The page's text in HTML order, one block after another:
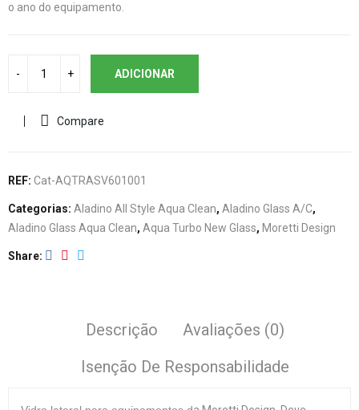
o ano do equipamento.
ADICIONAR
Compare
REF: Cat-AQTRASV601001
Categorias: Aladino All Style Aqua Clean, Aladino Glass A/C,
Aladino Glass Aqua Clean, Aqua Turbo New Glass, Moretti Design
Share
Descrição
Avaliações (0)
Isenção De Responsabilidade